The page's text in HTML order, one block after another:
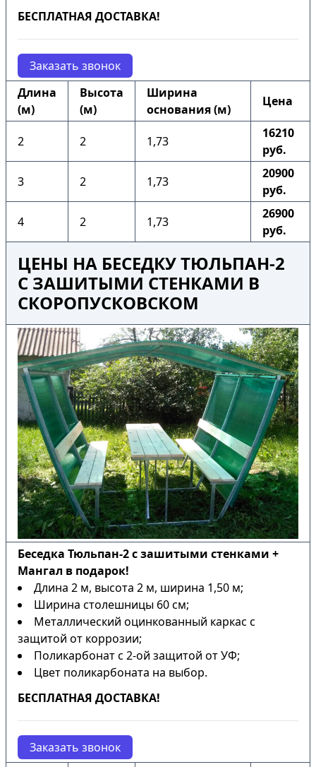
БЕСПЛАТНАЯ ДОСТАВКА!
Заказать звонок
Длина
(м)
Высота
(м)
Ширина
основания (м)
Цена
2 2 1,73
16210
руб.
3 2 1,73
20900
руб.
4 2 1,73
26900
руб.
ЦЕНЫ НА БЕСЕДКУ ТЮЛЬПАН-2
С ЗАШИТЫМИ СТЕНКАМИ В
СКОРОПУСКОВСКОМ
Беседка Тюльпан-2 с зашитыми стенками +
Мангал в подарок!
Длина 2 м, высота 2 м, ширина 1,50 м;
Ширина столешницы 60 см;
Металлический оцинкованный каркас с
защитой от коррозии;
Поликарбонат с 2-ой защитой от УФ;
Цвет поликарбоната на выбор.
БЕСПЛАТНАЯ ДОСТАВКА!
Заказать звонок